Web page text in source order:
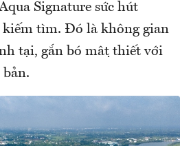
Signature sức hút
kiếm tìm. Đó là không gian
tại, gắn bó mật thiết với